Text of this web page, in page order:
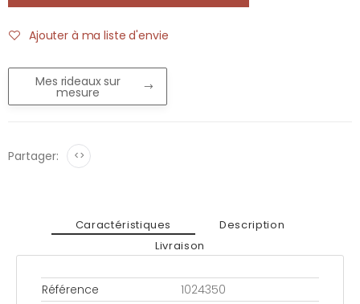
Ajouter à ma liste d'envie
Mes rideaux sur
mesure
Partager: <>
Caractéristiques
Description
Livraison
Référence
1024350